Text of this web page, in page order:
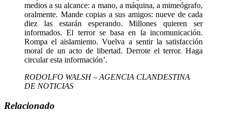
medios a su alcance: a mano, a máquina, a mimeógrafo,
oralmente. Mande copias a sus amigos: nueve de cada
diez las estarán esperando. Millones quieren ser
informados. El terror se basa en la incomunicación.
Rompa el aislamiento. Vuelva a sentir la satisfacción
moral de un acto de libertad. Derrote el terror. Haga
circular esta información’.
RODOLFO WALSH – AGENCIA CLANDESTINA
DE NOTICIAS
Relacionado